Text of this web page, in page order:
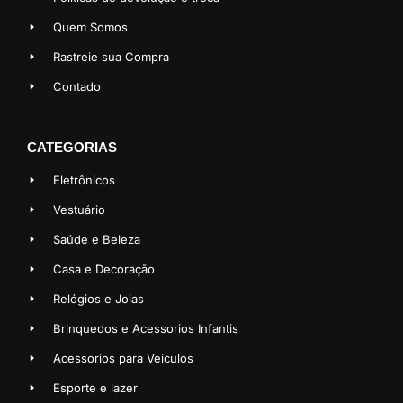
Quem Somos
Rastreie sua Compra
Contado
CATEGORIAS
Eletrônicos
Vestuário
Saúde e Beleza
Casa e Decoração
Relógios e Joias
Brinquedos e Acessorios Infantis
Acessorios para Veiculos
Esporte e lazer